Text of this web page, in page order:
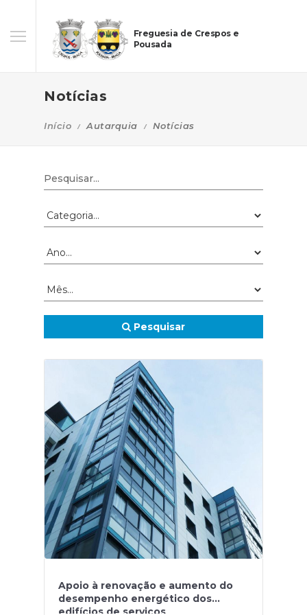
Freguesia de Crespos e
Pousada
Notícias
Início Autarquia Notícias
Pesquisar
Apoio à renovação e aumento do
desempenho energético dos
edifícios de serviços